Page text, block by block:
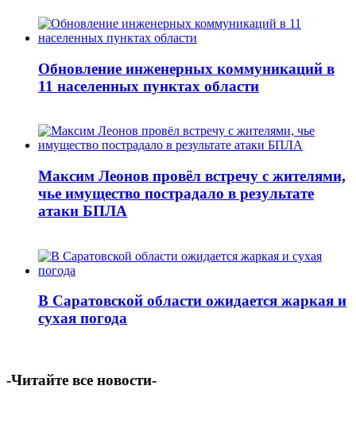
Обновление инженерных коммуникаций в
11 населенных пунктах области
Максим Леонов провёл встречу с жителями,
чье имущество пострадало в результате
атаки БПЛА
В Саратовской области ожидается жаркая и
сухая погода
-Читайте все новости-